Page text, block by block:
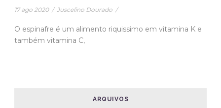
17 ago 2020 / Juscelino Dourado /
O espinafre é um alimento riquissimo em vitamina K e
também vitamina C,
ARQUIVOS